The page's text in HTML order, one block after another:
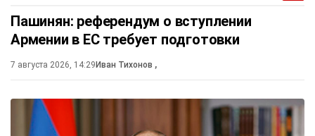
Пашинян: референдум о вступлении
Армении в ЕС требует подготовки
7 августа 2026, 14:29Иван Тихонов ,